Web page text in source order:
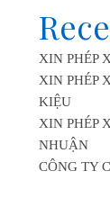
XIN PHÉP
XIN PHÉP
KIỆU
XIN PHÉP
NHUẬN
CÔNG TY